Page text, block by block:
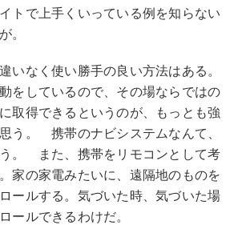
トで上手くいっている例を知らない
。
いなく使い勝手の良い方法はある。
をしているので、その場ならではの
取得できるというのが、もっとも強
う。 携帯のナビシステムなんて、
。 また、携帯をリモコンとして考
家の家電みたいに、遠隔地のものを
ールする。気づいた時、気づいた場
ールできるわけだ。